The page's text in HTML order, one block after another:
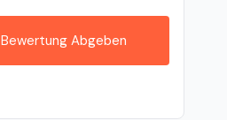
Bewertung Abgeben